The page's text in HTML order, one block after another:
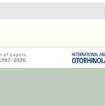
of papers
2026